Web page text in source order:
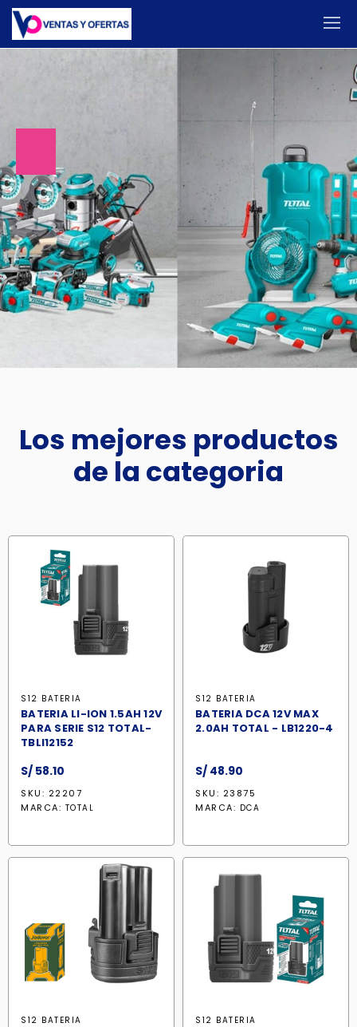
Los mejores productos
de la categoria
S12 BATERIA
BATERIA LI-ION 1.5AH 12V
PARA SERIE S12 TOTAL-
TBLI12152
S/ 58.10
SKU: 22207
MARCA: TOTAL
S12 BATERIA
BATERIA DCA 12V MAX
2.0AH TOTAL - LB1220-4
S/ 48.90
SKU: 23875
MARCA: DCA
S12 BATERIA S12 BATERIA